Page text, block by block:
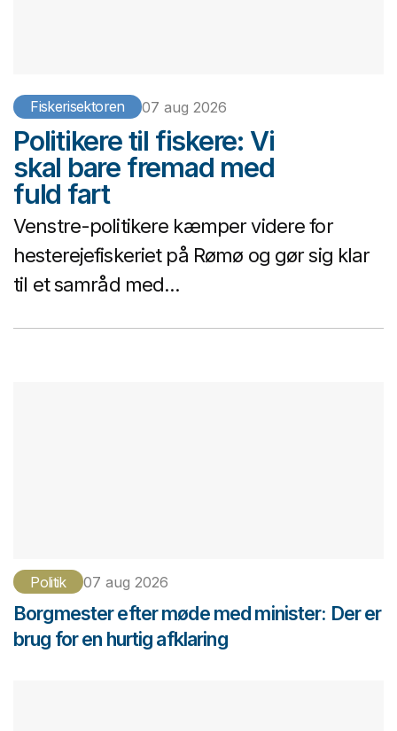
Fiskerisektoren 07 aug 2026
Politikere til fiskere: Vi
skal bare fremad med
fuld fart
Venstre-politikere kæmper videre for
hesterejefiskeriet på Rømø og gør sig klar
til et samråd med...
Politik 07 aug 2026
Borgmester efter møde med minister: Der er
brug for en hurtig afklaring